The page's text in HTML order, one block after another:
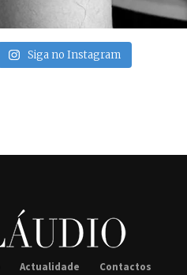
Siga no Instagram
Actualidade Contactos